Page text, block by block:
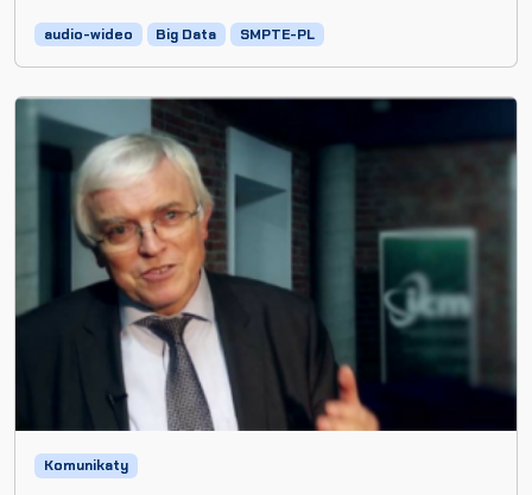
audio-wideo Big Data SMPTE-PL
Komunikaty